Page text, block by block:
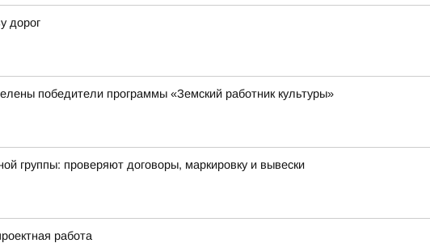
дорог
победители программы «Земский работник культуры»
группы: проверяют договоры, маркировку и вывески
работа